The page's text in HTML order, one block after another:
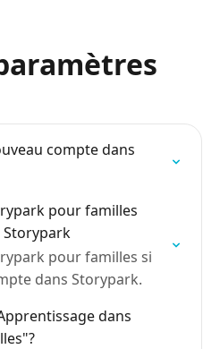
compte dans
pour familles
Storypark
pour familles si
dans Storypark.
dans